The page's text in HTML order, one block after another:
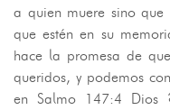
a quien muere sino que
que estén en su
hace la promesa de
queridos, y podemos
en Salmo 147:4 Dios